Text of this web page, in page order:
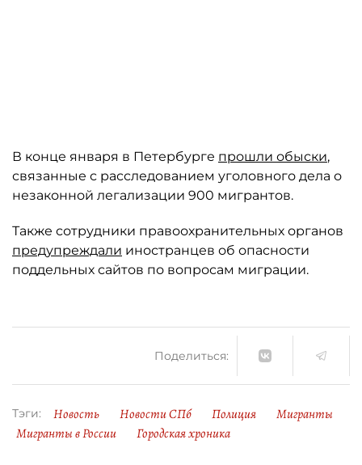
В конце января в Петербурге прошли обыски,
связанные с расследованием уголовного дела о
незаконной легализации 900 мигрантов.
Также сотрудники правоохранительных органов
предупреждали иностранцев об опасности
поддельных сайтов по вопросам миграции.
Поделиться:
Тэги: Новость Новости СПб Полиция
Мигранты
Мигранты в России
Городская хроника